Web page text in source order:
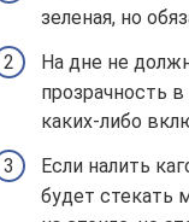
зеленая, но
На дне не
прозрачность
каких-либо
Если налить
будет стекать